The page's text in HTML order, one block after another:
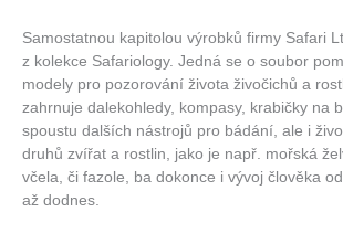
Samostatnou kapitolou výrobků firmy Safari
z kolekce Safariology. Jedná se o soubor
modely pro pozorování života živočichů a
zahrnuje dalekohledy, kompasy, krabičky na
spoustu dalších nástrojů pro bádání, ale i
druhů zvířat a rostlin, jako je např. mořská
včela, či fazole, ba dokonce i vývoj člověka
až dodnes.